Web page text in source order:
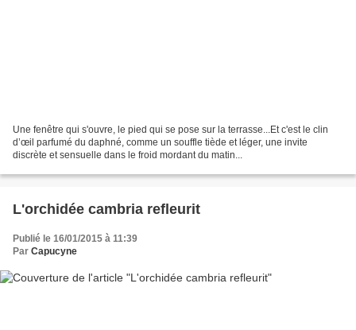
Une fenêtre qui s'ouvre, le pied qui se pose sur la terrasse...Et c'est le clin
d’œil parfumé du daphné, comme un souffle tiède et léger, une invite
discrète et sensuelle dans le froid mordant du matin...
L'orchidée cambria refleurit
Publié le 16/01/2015 à 11:39
Par Capucyne